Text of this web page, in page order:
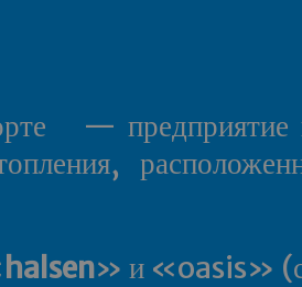
— предприятие
halsen» и «oasis»